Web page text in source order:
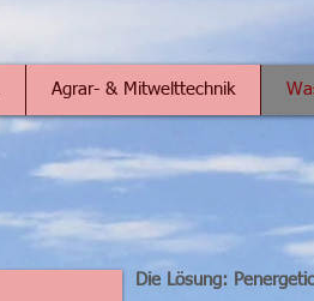
Agrar- & Mitwelttechnik
Die Lösung: